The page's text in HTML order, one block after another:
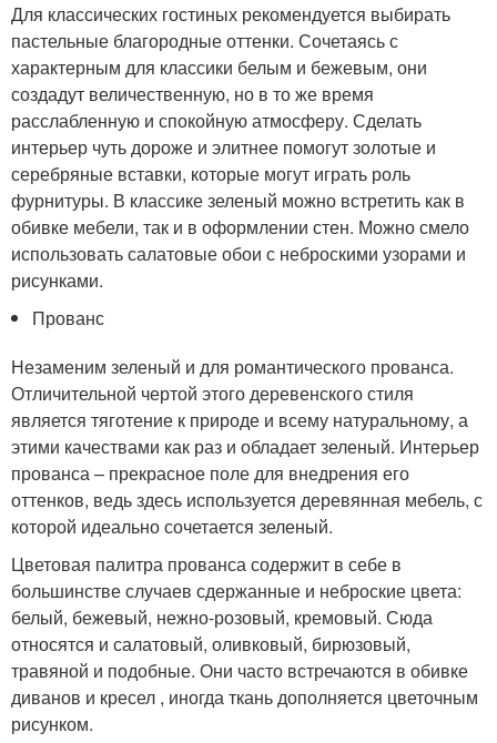
Для классических гостиных рекомендуется выбирать
пастельные благородные оттенки. Сочетаясь с
характерным для классики белым и бежевым, они
создадут величественную, но в то же время
расслабленную и спокойную атмосферу. Сделать
интерьер чуть дороже и элитнее помогут золотые и
серебряные вставки, которые могут играть роль
фурнитуры. В классике зеленый можно встретить как в
обивке мебели, так и в оформлении стен. Можно смело
использовать салатовые обои с неброскими узорами и
рисунками.
Прованс
Незаменим зеленый и для романтического прованса.
Отличительной чертой этого деревенского стиля
является тяготение к природе и всему натуральному, а
этими качествами как раз и обладает зеленый. Интерьер
прованса – прекрасное поле для внедрения его
оттенков, ведь здесь используется деревянная мебель, с
которой идеально сочетается зеленый.
Цветовая палитра прованса содержит в себе в
большинстве случаев сдержанные и неброские цвета:
белый, бежевый, нежно-розовый, кремовый. Сюда
относятся и салатовый, оливковый, бирюзовый,
травяной и подобные. Они часто встречаются в обивке
диванов и кресел , иногда ткань дополняется цветочным
рисунком.